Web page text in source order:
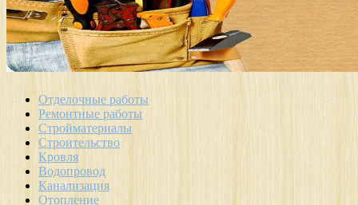
Отделочные работы
Ремонтные работы
Стройматериалы
Строительство
Кровля
Водопровод
Канализация
Отопление